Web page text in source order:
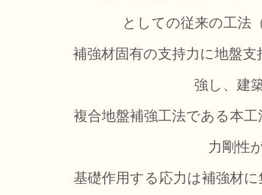
としての従来の工法
補強材固有の支持力に地盤
強し、建
複合地盤補強工法である本
力剛性
基礎作用する応力は補強材